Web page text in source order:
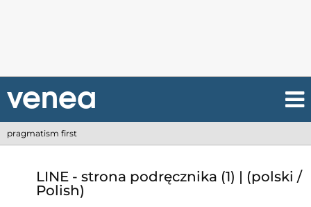
pragmatism first
LINE - strona podręcznika (1) | (polski /
Polish)